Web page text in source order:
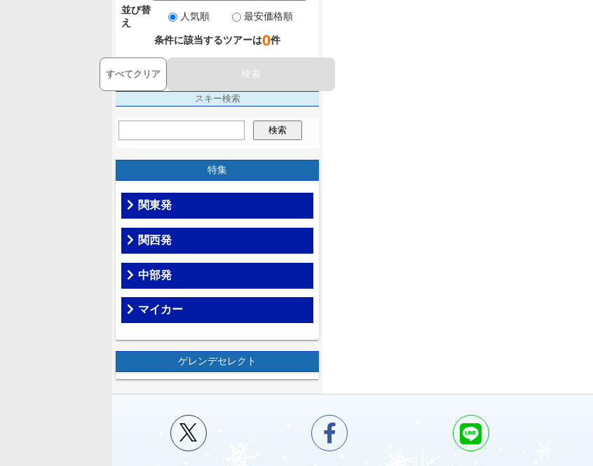
並び替
え
人気順 最安価格順
条件に該当するツアーは0件
すべてクリア 検索
スキー検索
検索
特集
関東発
関西発
中部発
マイカー
ゲレンデセレクト